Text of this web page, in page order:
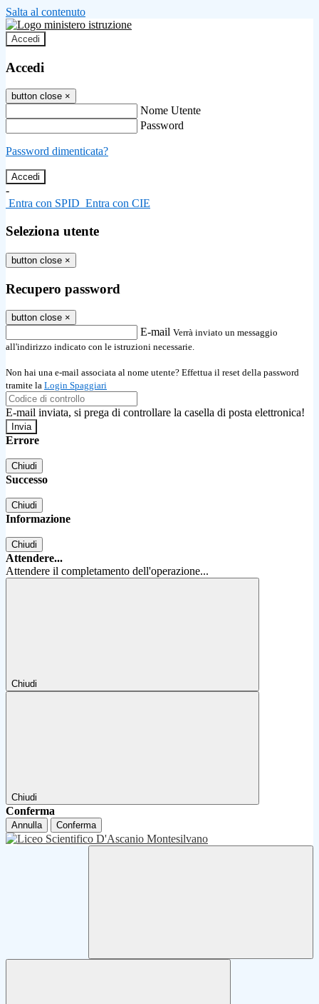
Salta al contenuto
Accedi
Accedi
button close ×
Nome Utente
Password
Password dimenticata?
-
Entra con SPID Entra con CIE
Seleziona utente
button close ×
Recupero password
button close ×
E-mail Verrà inviato un messaggio
all'indirizzo indicato con le istruzioni necessarie.
Non hai una e-mail associata al nome utente? Effettua il reset della password
tramite la Login Spaggiari
E-mail inviata, si prega di controllare la casella di posta elettronica!
Errore
Chiudi
Successo
Chiudi
Informazione
Chiudi
Attendere...
Attendere il completamento dell'operazione...
Chiudi
Chiudi
Conferma
Annulla Conferma